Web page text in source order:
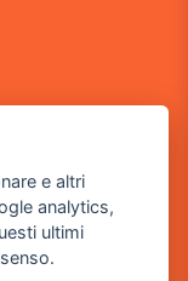
e altri
analytics,
ultimi